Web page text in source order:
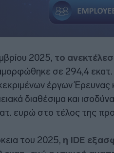
2025, το
σε 294,4
έργων
διαθέσιμα και
ευρώ στο τέλος της
του 2025, η IDE